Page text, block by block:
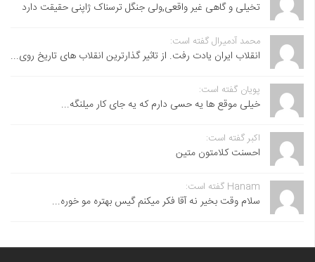
تخیلی و گاهی غیر واقعی,ولی جنگل ترسناک ژاپنی حقیقت دارد
محمد آدمیرال گفته است:
انقلاب ایران یادت رفت. از تاثیر گذارترین انقلاب های تاریخ روی...
پویان گفته است:
خیلی موقع ها یه حسی دارم که یه جای کار میلنگه...
اکبر گفته است:
احسنت ‌کلامتون متین
Hanam گفته است:
سلام وقت بخیر نه آقا فکر میکنم گیس بهتره مو خوره...